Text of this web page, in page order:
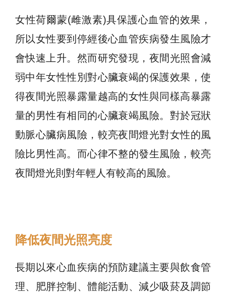
女性荷爾蒙(雌激素)具保護心血管的效果，
所以女性要到停經後心血管疾病發生風險才
會快速上升。然而研究發現，夜間光照會減
弱中年女性性別對心臟衰竭的保護效果，使
得夜間光照暴露量越高的女性與同樣高暴露
量的男性有相同的心臟衰竭風險。對於冠狀
動脈心臟病風險，較亮夜間燈光對女性的風
險比男性高。而心律不整的發生風險，較亮
夜間燈光則對年輕人有較高的風險。
降低夜間光照亮度
長期以來心血疾病的預防建議主要與飲食管
理、肥胖控制、體能活動、減少吸菸及調節